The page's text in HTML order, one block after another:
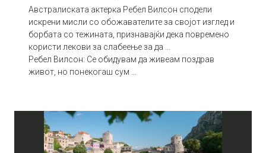
Австралиската актерка Ребел Вилсон сподели
искрени мисли со обожавателите за својот изглед и
борбата со тежината, признавајќи дека повремено
користи лекови за слабеење за да …
Ребел Вилсон: Се обидувам да живеам поздрав
живот, но понекогаш сум …